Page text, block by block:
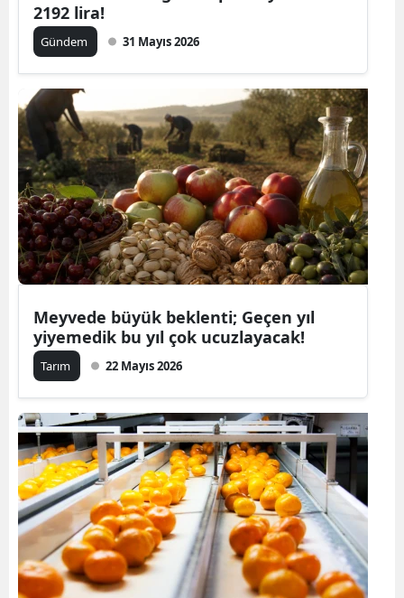
2192 lira!
Gündem 31 Mayıs 2026
Meyvede büyük beklenti; Geçen yıl
yiyemedik bu yıl çok ucuzlayacak!
Tarım 22 Mayıs 2026